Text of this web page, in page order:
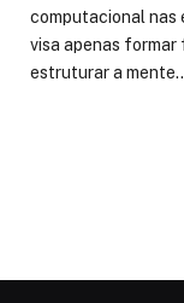
computacional nas
visa apenas formar
estruturar a